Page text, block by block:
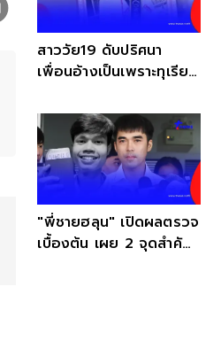
สาววัย19 ดับปริศนา
เพื่อนอ้างเป็นเพราะทุเรียน
"พี่ชายฮลุน" เปิดผลตรวจ
เบื้องต้น เผย 2 จุดสำคัญ